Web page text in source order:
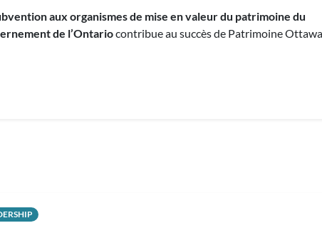
aux organismes de mise en valeur du patrimoine du
de l’Ontariocontribue au succès de Patrimoine